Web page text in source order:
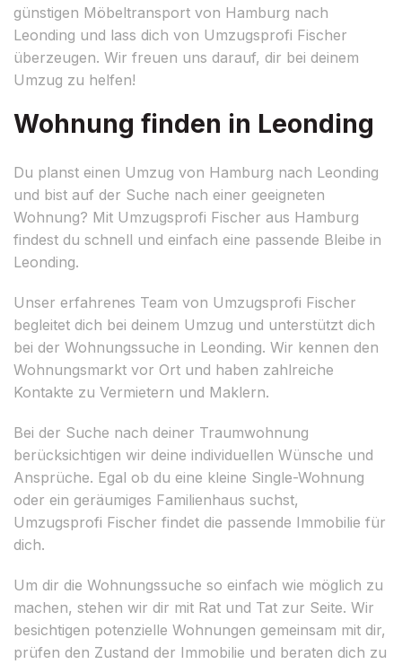
günstigen Möbeltransport von Hamburg nach
Leonding und lass dich von Umzugsprofi Fischer
überzeugen. Wir freuen uns darauf, dir bei deinem
Umzug zu helfen!
Wohnung finden in Leonding
Du planst einen Umzug von Hamburg nach Leonding
und bist auf der Suche nach einer geeigneten
Wohnung? Mit Umzugsprofi Fischer aus Hamburg
findest du schnell und einfach eine passende Bleibe in
Leonding.
Unser erfahrenes Team von Umzugsprofi Fischer
begleitet dich bei deinem Umzug und unterstützt dich
bei der Wohnungssuche in Leonding. Wir kennen den
Wohnungsmarkt vor Ort und haben zahlreiche
Kontakte zu Vermietern und Maklern.
Bei der Suche nach deiner Traumwohnung
berücksichtigen wir deine individuellen Wünsche und
Ansprüche. Egal ob du eine kleine Single-Wohnung
oder ein geräumiges Familienhaus suchst,
Umzugsprofi Fischer findet die passende Immobilie für
dich.
Um dir die Wohnungssuche so einfach wie möglich zu
machen, stehen wir dir mit Rat und Tat zur Seite. Wir
besichtigen potenzielle Wohnungen gemeinsam mit dir,
prüfen den Zustand der Immobilie und beraten dich zu